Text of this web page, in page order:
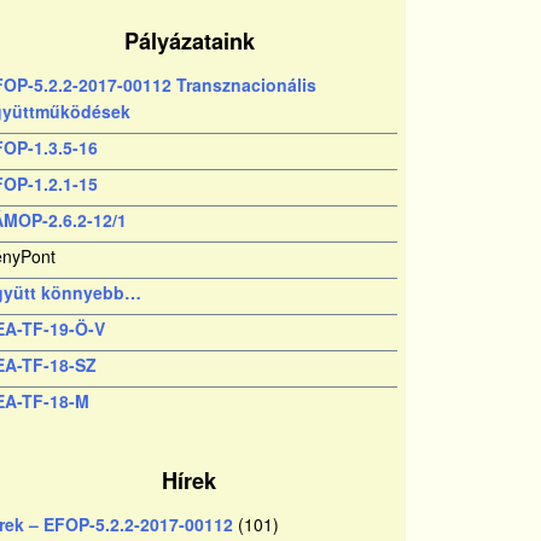
Pályázataink
5.2.2-2017-00112 Transznacionális
1.3.5-16
1.2.1-15
2.6.2-12/1
könnyebb…
TF-19-Ö-V
TF-18-SZ
TF-18-M
Hírek
– EFOP-5.2.2-2017-00112(101)